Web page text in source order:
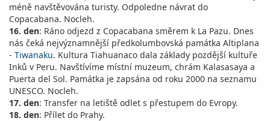
méně navštěvována turisty. Odpoledne návrat do
Copacabana. Nocleh.
16. den: Ráno odjezd z Copacabana směrem k La Pazu. Dnes
nás čeká nejvýznamnější předkolumbovská památka Altiplana
- Tiwanaku. Kultura Tiahuanaco dala základy pozdější kultuře
Inků v Peru. Navštívíme místní muzeum, chrám Kalasasaya a
Puerta del Sol. Památka je zapsána od roku 2000 na seznamu
UNESCO. Nocleh.
17. den: Transfer na letiště odlet s přestupem do Evropy.
18. den: Přílet do Prahy.